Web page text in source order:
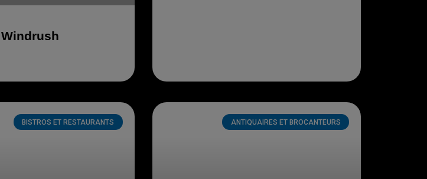
BISTROS ET RESTAURANTS ANTIQUAIRES ET BROCANTEURS